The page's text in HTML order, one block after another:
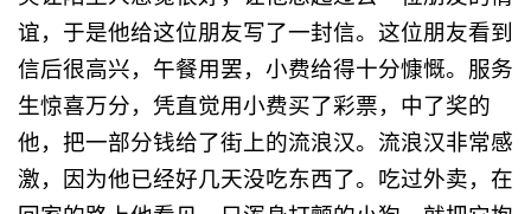
谊，于是他给这位朋友写了一封信。这位朋友看到
信后很高兴，午餐用罢，小费给得十分慷慨。服务
生惊喜万分，凭直觉用小费买了彩票，中了奖的
他，把一部分钱给了街上的流浪汉。流浪汉非常感
激，因为他已经好几天没吃东西了。吃过外卖，在